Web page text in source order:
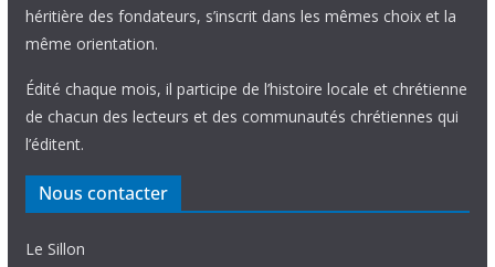
héritière des fondateurs, s’inscrit dans les mêmes choix et la
même orientation.
Édité chaque mois, il participe de l’histoire locale et chrétienne
de chacun des lecteurs et des communautés chrétiennes qui
l’éditent.
Nous contacter
Le Sillon